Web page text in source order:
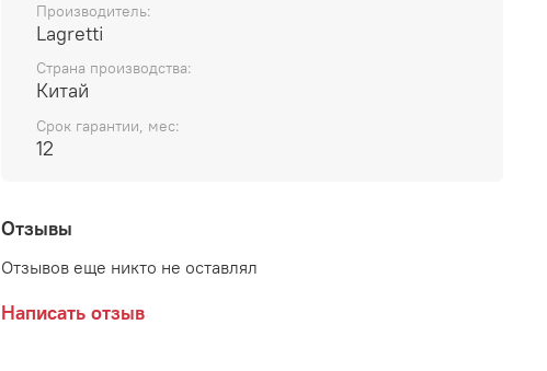
Производитель:
Lagretti
Страна производства:
Китай
Срок гарантии, мес:
12
Отзывы
Отзывов еще никто не оставлял
Написать отзыв